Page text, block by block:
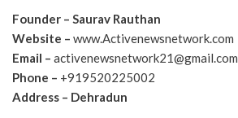
Founder – Saurav Rauthan
Website – www.Activenewsnetwork.com
Email – activenewsnetwork21@gmail.com
Phone – +919520225002
Address – Dehradun